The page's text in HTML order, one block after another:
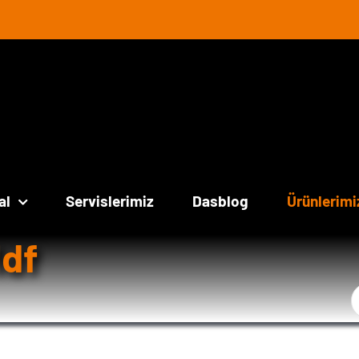
Servislerimiz Dasblog